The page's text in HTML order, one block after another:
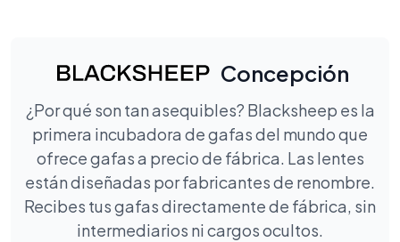
Concepción
¿Por qué son tan asequibles? Blacksheep es la
primera incubadora de gafas del mundo que
ofrece gafas a precio de fábrica. Las lentes
están diseñadas por fabricantes de renombre.
Recibes tus gafas directamente de fábrica, sin
intermediarios ni cargos ocultos.